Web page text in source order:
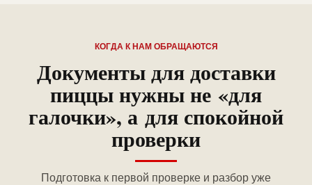
КОГДА К НАМ ОБРАЩАЮТСЯ
Документы для доставки
пиццы нужны не «для
галочки», а для спокойной
проверки
Подготовка к первой проверке и разбор уже